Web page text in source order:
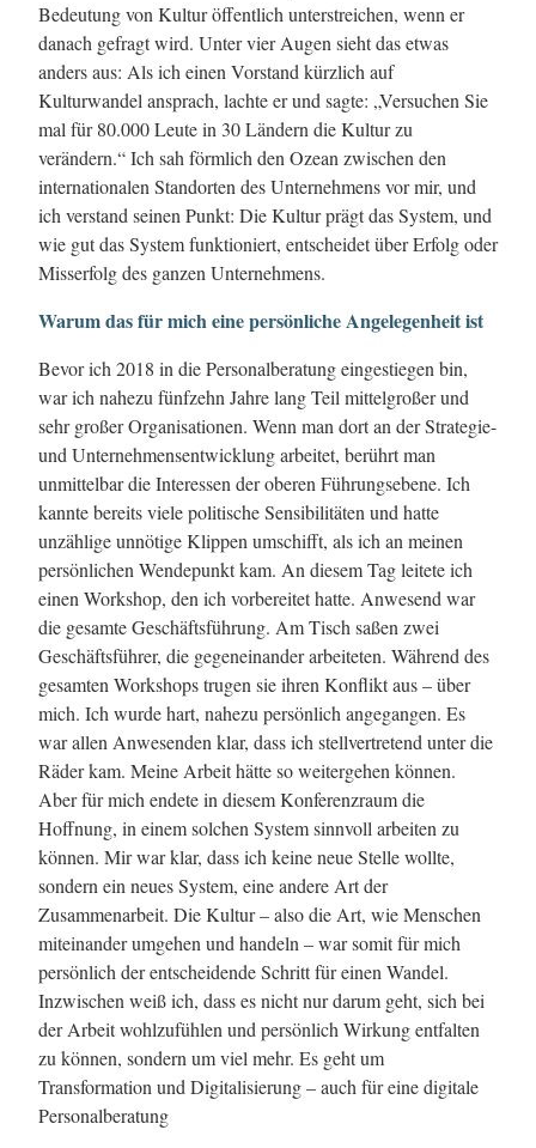
Bedeutung von Kultur öffentlich unterstreichen, wenn er
danach gefragt wird. Unter vier Augen sieht das etwas
anders aus: Als ich einen Vorstand kürzlich auf
Kulturwandel ansprach, lachte er und sagte: „Versuchen Sie
mal für 80.000 Leute in 30 Ländern die Kultur zu
verändern.“ Ich sah förmlich den Ozean zwischen den
internationalen Standorten des Unternehmens vor mir, und
ich verstand seinen Punkt: Die Kultur prägt das System, und
wie gut das System funktioniert, entscheidet über Erfolg oder
Misserfolg des ganzen Unternehmens.
Warum das für mich eine persönliche Angelegenheit ist
Bevor ich 2018 in die Personalberatung eingestiegen bin,
war ich nahezu fünfzehn Jahre lang Teil mittelgroßer und
sehr großer Organisationen. Wenn man dort an der Strategie-
und Unternehmensentwicklung arbeitet, berührt man
unmittelbar die Interessen der oberen Führungsebene. Ich
kannte bereits viele politische Sensibilitäten und hatte
unzählige unnötige Klippen umschifft, als ich an meinen
persönlichen Wendepunkt kam. An diesem Tag leitete ich
einen Workshop, den ich vorbereitet hatte. Anwesend war
die gesamte Geschäftsführung. Am Tisch saßen zwei
Geschäftsführer, die gegeneinander arbeiteten. Während des
gesamten Workshops trugen sie ihren Konflikt aus – über
mich. Ich wurde hart, nahezu persönlich angegangen. Es
war allen Anwesenden klar, dass ich stellvertretend unter die
Räder kam. Meine Arbeit hätte so weitergehen können.
Aber für mich endete in diesem Konferenzraum die
Hoffnung, in einem solchen System sinnvoll arbeiten zu
können. Mir war klar, dass ich keine neue Stelle wollte,
sondern ein neues System, eine andere Art der
Zusammenarbeit. Die Kultur – also die Art, wie Menschen
miteinander umgehen und handeln – war somit für mich
persönlich der entscheidende Schritt für einen Wandel.
Inzwischen weiß ich, dass es nicht nur darum geht, sich bei
der Arbeit wohlzufühlen und persönlich Wirkung entfalten
zu können, sondern um viel mehr. Es geht um
Transformation und Digitalisierung – auch für eine digitale
Personalberatung